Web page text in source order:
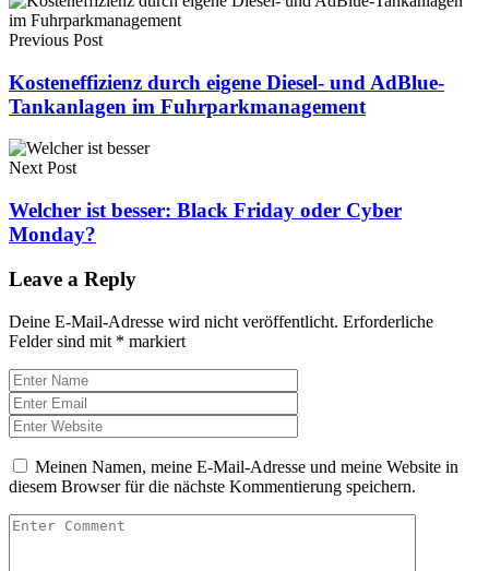
Previous Post
Kosteneffizienz durch eigene Diesel- und AdBlue-
Tankanlagen im Fuhrparkmanagement
Next Post
Welcher ist besser: Black Friday oder Cyber
Monday?
Leave a Reply
Deine E-Mail-Adresse wird nicht veröffentlicht. Erforderliche
Felder sind mit * markiert
Meinen Namen, meine E-Mail-Adresse und meine Website in
diesem Browser für die nächste Kommentierung speichern.